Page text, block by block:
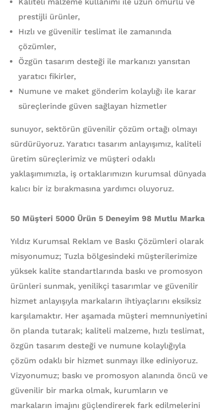
Kaliteli malzeme kullanımı ile uzun ömürlü ve
prestijli ürünler,
Hızlı ve güvenilir teslimat ile zamanında
çözümler,
Özgün tasarım desteği ile markanızı yansıtan
yaratıcı fikirler,
Numune ve maket gönderim kolaylığı ile karar
süreçlerinde güven sağlayan hizmetler
sunuyor, sektörün güvenilir çözüm ortağı olmayı
sürdürüyoruz. Yaratıcı tasarım anlayışımız, kaliteli
üretim süreçlerimiz ve müşteri odaklı
yaklaşımımızla, iş ortaklarımızın kurumsal dünyada
kalıcı bir iz bırakmasına yardımcı oluyoruz.
50 Müşteri 5000 Ürün 5 Deneyim 98 Mutlu Marka
Yıldız Kurumsal Reklam ve Baskı Çözümleri olarak
misyonumuz; Tuzla bölgesindeki müşterilerimize
yüksek kalite standartlarında baskı ve promosyon
ürünleri sunmak, yenilikçi tasarımlar ve güvenilir
hizmet anlayışıyla markaların ihtiyaçlarını eksiksiz
karşılamaktır. Her aşamada müşteri memnuniyetini
ön planda tutarak; kaliteli malzeme, hızlı teslimat,
özgün tasarım desteği ve numune kolaylığıyla
çözüm odaklı bir hizmet sunmayı ilke ediniyoruz.
Vizyonumuz; baskı ve promosyon alanında öncü ve
güvenilir bir marka olmak, kurumların ve
markaların imajını güçlendirerek fark edilmelerini